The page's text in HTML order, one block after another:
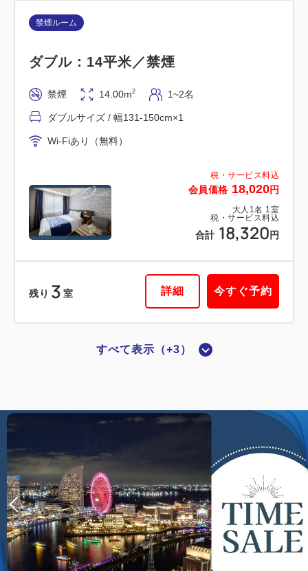
会員価格 29,700円
大人 1名 1 室
税・サービス料込
合計 30,000円
禁煙ルーム
■高層階・横浜夜景View■スーペリア
ツイン：20平米／禁煙
禁煙 20.00m2 1~2名
シングルサイズ / 幅90-130cm×2
1
税・サービス料込
会員価格 18,020円
大人 1名 1室
税・サービス料込
合計 18,320 円
禁煙ルーム
ダブル：14平米／禁煙
禁煙 14.00m2 1~2名
ダブルサイズ / 幅131-150cm×1
Wi-Fiあり（無料）
残り 3 室 詳細 今すぐ予約
税・サービス料込
会員価格 21,020 円
禁煙 14.00m
ダブルサイズ / 幅131-150cm×1
Wi-Fiあり（無料）
すべて表示（+3）